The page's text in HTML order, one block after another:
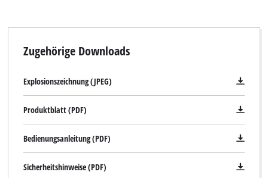
Zugehörige Downloads
Explosionszeichnung (JPEG)
Produktblatt (PDF)
Bedienungsanleitung (PDF)
Sicherheitshinweise (PDF)